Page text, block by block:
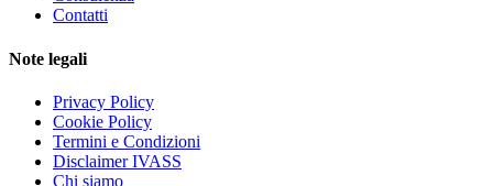
Contatti
Note legali
Privacy Policy
Cookie Policy
Termini e Condizioni
Disclaimer IVASS
Chi siamo